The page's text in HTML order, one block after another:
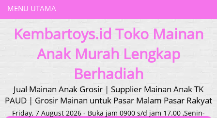
MENU UTAMA
Kembartoys.id Toko Mainan
Anak Murah Lengkap
Berhadiah
Jual Mainan Anak Grosir | Supplier Mainan Anak TK
PAUD | Grosir Mainan untuk Pasar Malam Pasar Rakyat
Friday, 7 August 2026 - Buka jam 0900 s/d jam 17.00 ,Senin-